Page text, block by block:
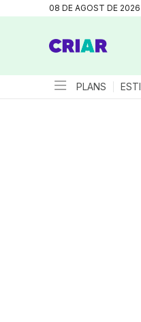
08 DE AGOST DE 2026
PLANS